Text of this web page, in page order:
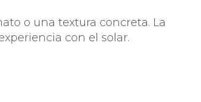
ESPECÍFICOS
o una textura concreta. La
con el solar.